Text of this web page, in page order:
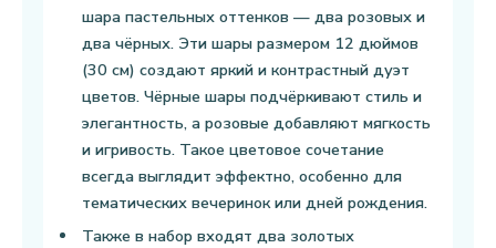
шара пастельных оттенков — два розовых и
два чёрных. Эти шары размером 12 дюймов
(30 см) создают яркий и контрастный дуэт
цветов. Чёрные шары подчёркивают стиль и
элегантность, а розовые добавляют мягкость
и игривость. Такое цветовое сочетание
всегда выглядит эффектно, особенно для
тематических вечеринок или дней рождения.
Также в набор входят два золотых